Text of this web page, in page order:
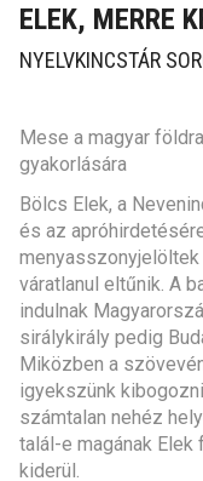
ELEK, MERRE
NYELVKINCSTÁR
Mese a magyar
gyakorlására
Bölcs Elek, a
és az
menyasszonyjelöltek
váratlanul eltűnik. A
indulnak
sirálykirály pedig
Miközben a
igyekszünk
számtalan nehéz
talál-e magának
kiderül.